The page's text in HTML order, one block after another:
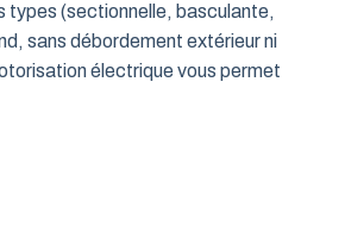
types (sectionnelle, basculante,
sans débordement extérieur ni
électrique vous permet